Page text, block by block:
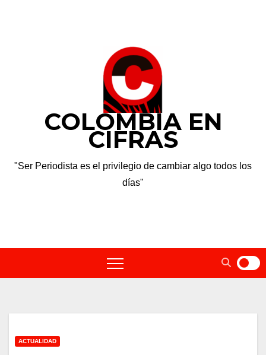
COLOMBIA EN
CIFRAS
"Ser Periodista es el privilegio de cambiar algo todos los
días"
ACTUALIDAD